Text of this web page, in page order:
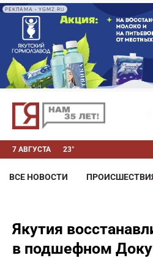
РЕКЛАМА • YGMZ.RU
7 АВГУСТА 23°
ВСЕ НОВОСТИ
Якутия
в подшефном